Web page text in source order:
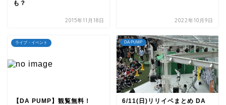
も？
2015年11月18日 2022年10月9日
ライブ・イベント
【DA PUMP】観覧無料！
DA PUMP
6/11(日)リリイベまとめ DA